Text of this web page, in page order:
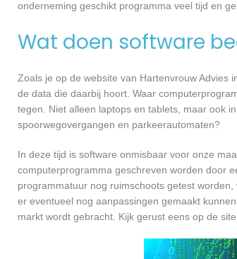
onderneming geschikt programma veel tijd en
Wat doen software
Zoals je op de website van Hartenvrouw Advies
de data die daarbij hoort. Waar
tegen. Niet alleen laptops en tablets, maar ook
spoorwegovergangen en parkeerautomaten?
In deze tijd is software onmisbaar voor onze
computerprogramma geschreven worden door
programmatuur nog ruimschoots getest
er eventueel nog aanpassingen gemaakt
markt wordt gebracht. Kijk gerust eens op de